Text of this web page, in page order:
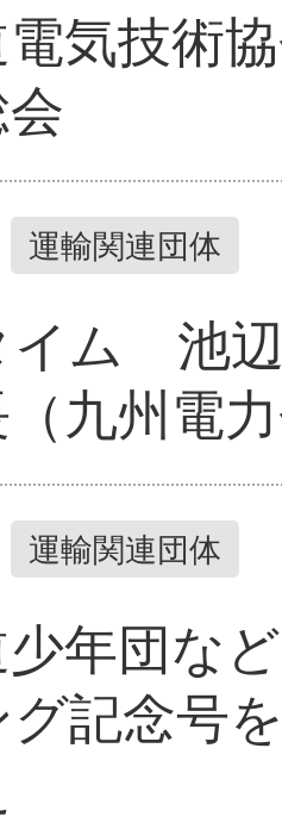
電気技術
運輸関連団体
イム 池
九州電
運輸関連団体
少年団な
記念号